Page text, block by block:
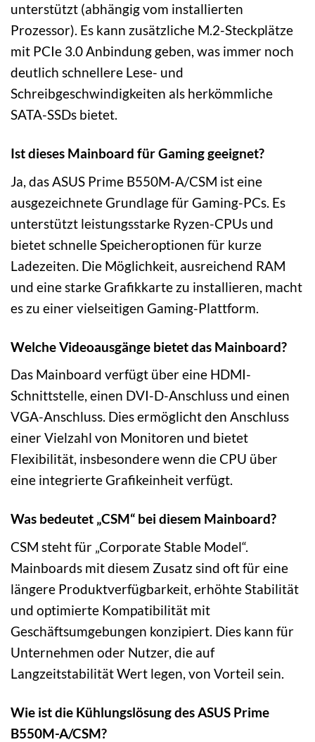
unterstützt (abhängig vom installierten
Prozessor). Es kann zusätzliche M.2-Steckplätze
mit PCIe 3.0 Anbindung geben, was immer noch
deutlich schnellere Lese- und
Schreibgeschwindigkeiten als herkömmliche
SATA-SSDs bietet.
Ist dieses Mainboard für Gaming geeignet?
Ja, das ASUS Prime B550M-A/CSM ist eine
ausgezeichnete Grundlage für Gaming-PCs. Es
unterstützt leistungsstarke Ryzen-CPUs und
bietet schnelle Speicheroptionen für kurze
Ladezeiten. Die Möglichkeit, ausreichend RAM
und eine starke Grafikkarte zu installieren, macht
es zu einer vielseitigen Gaming-Plattform.
Welche Videoausgänge bietet das Mainboard?
Das Mainboard verfügt über eine HDMI-
Schnittstelle, einen DVI-D-Anschluss und einen
VGA-Anschluss. Dies ermöglicht den Anschluss
einer Vielzahl von Monitoren und bietet
Flexibilität, insbesondere wenn die CPU über
eine integrierte Grafikeinheit verfügt.
Was bedeutet „CSM“ bei diesem Mainboard?
CSM steht für „Corporate Stable Model“.
Mainboards mit diesem Zusatz sind oft für eine
längere Produktverfügbarkeit, erhöhte Stabilität
und optimierte Kompatibilität mit
Geschäftsumgebungen konzipiert. Dies kann für
Unternehmen oder Nutzer, die auf
Langzeitstabilität Wert legen, von Vorteil sein.
Wie ist die Kühlungslösung des ASUS Prime
B550M-A/CSM?